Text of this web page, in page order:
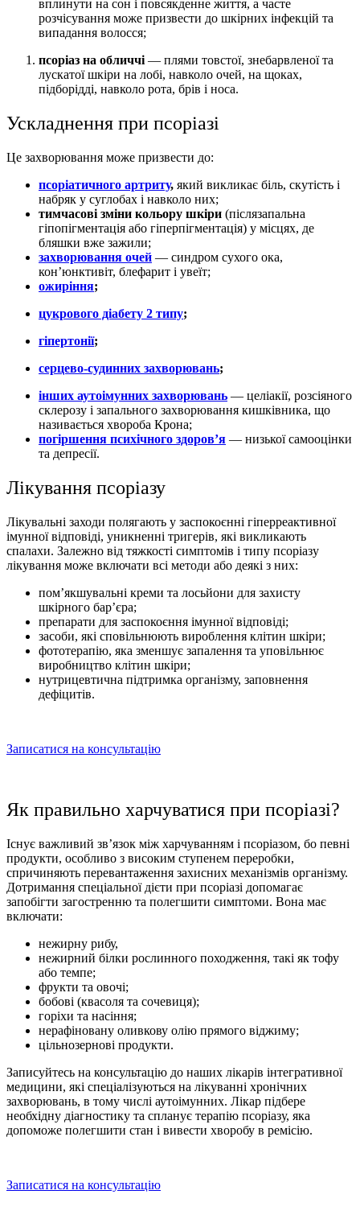
вплинути на сон і повсякденне життя, а часте
розчісування може призвести до шкірних інфекцій та
випадання волосся;
псоріаз на обличчі — плями товстої, знебарвленої та
лускатої шкіри на лобі, навколо очей, на щоках,
підборідді, навколо рота, брів і носа.
Ускладнення при псоріазі
Це захворювання може призвести до:
псоріатичного артриту, який викликає біль, скутість і
набряк у суглобах і навколо них;
тимчасові зміни кольору шкіри (післязапальна
гіпопігментація або гіперпігментація) у місцях, де
бляшки вже зажили;
захворювання очей — синдром сухого ока,
кон’юнктивіт, блефарит і увеїт;
ожиріння;
цукрового діабету 2 типу;
гіпертонії;
серцево-судинних захворювань;
інших аутоімунних захворювань — целіакії, розсіяного
склерозу і запального захворювання кишківника, що
називається хвороба Крона;
погіршення психічного здоров’я — низької самооцінки
та депресії.
Лікування псоріазу
Лікувальні заходи полягають у заспокоєнні гіперреактивної
імунної відповіді, уникненні тригерів, які викликають
спалахи. Залежно від тяжкості симптомів і типу псоріазу
лікування може включати всі методи або деякі з них:
пом’якшувальні креми та лосьйони для захисту
шкірного бар’єра;
препарати для заспокоєння імунної відповіді;
засоби, які сповільнюють вироблення клітин шкіри;
фототерапію, яка зменшує запалення та уповільнює
виробництво клітин шкіри;
нутрицевтична підтримка організму, заповнення
дефіцитів.
Записатися на консультацію
Як правильно харчуватися при псоріазі?
Існує важливий зв’язок між харчуванням і псоріазом, бо певні
продукти, особливо з високим ступенем переробки,
спричиняють перевантаження захисних механізмів організму.
Дотримання спеціальної дієти при псоріазі допомагає
запобігти загостренню та полегшити симптоми. Вона має
включати:
нежирну рибу,
нежирний білки рослинного походження, такі як тофу
або темпе;
фрукти та овочі;
бобові (квасоля та сочевиця);
горіхи та насіння;
нерафіновану оливкову олію прямого віджиму;
цільнозернові продукти.
Записуйтесь на консультацію до наших лікарів інтегративної
медицини, які спеціалізуються на лікуванні хронічних
захворювань, в тому числі аутоімунних. Лікар підбере
необхідну діагностику та спланує терапію псоріазу, яка
допоможе полегшити стан і вивести хворобу в ремісію.
Записатися на консультацію